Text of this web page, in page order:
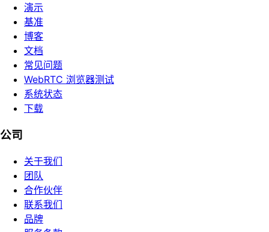
演示
基准
博客
文档
常见问题
WebRTC 浏览器测试
系统状态
下载
公司
关于我们
团队
合作伙伴
联系我们
品牌